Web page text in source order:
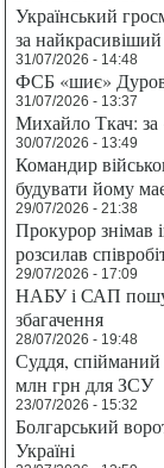
Український
за
31/07/2026 - 14:48
ФСБ «шиє»
31/07/2026 - 13:37
Михайло Ткач: за
30/07/2026 - 13:49
Командир
будувати йому
29/07/2026 - 21:38
Прокурор знімав
розсилав
29/07/2026 - 17:09
НАБУ і САП
збагачення
28/07/2026 - 19:48
Суддя,
млн грн для ЗСУ
23/07/2026 - 15:32
Болгарський
Україні